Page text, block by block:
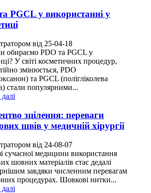
PGCL у використанні у
від 25-04-18
обираємо PDO та PGCL у
У світі косметичних процедур,
змінюється, PDO
та PGCL (полігліколева
стали популярними...
зцілення: переваги
швів у медичній хірургії
від 24-08-07
сучасної медицини використання
шовних матеріалів стає дедалі
завдяки численним перевагам
процедурах. Шовкові нитки...